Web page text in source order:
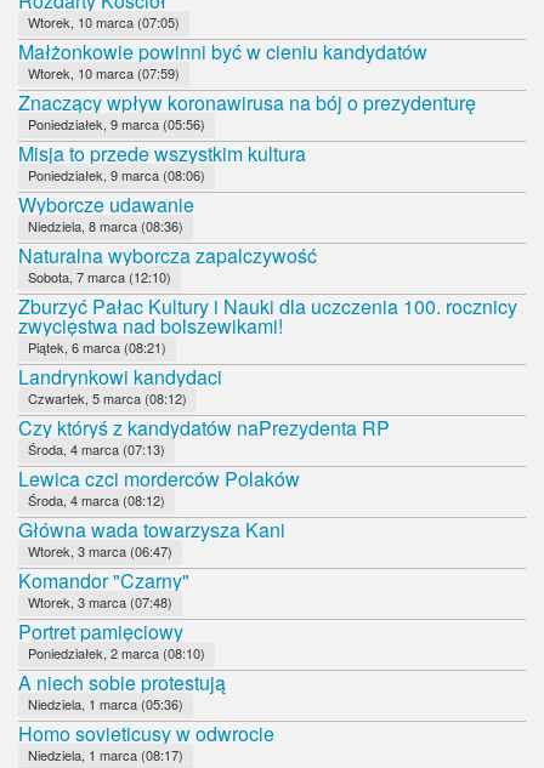
Wtorek, 10 marca (07:05)
Małżonkowie powinni być w cieniu kandydatów
Wtorek, 10 marca (07:59)
Znaczący wpływ koronawirusa na bój o prezydenturę
Poniedziałek, 9 marca (05:56)
Misja to przede wszystkim kultura
Poniedziałek, 9 marca (08:06)
Wyborcze udawanie
Niedziela, 8 marca (08:36)
Naturalna wyborcza zapalczywość
Sobota, 7 marca (12:10)
Zburzyć Pałac Kultury i Nauki dla uczczenia 100. rocznicy
zwycięstwa nad bolszewikami!
Piątek, 6 marca (08:21)
Landrynkowi kandydaci
Czwartek, 5 marca (08:12)
Czy któryś z kandydatów naPrezydenta RP
Środa, 4 marca (07:13)
Lewica czci morderców Polaków
Środa, 4 marca (08:12)
Główna wada towarzysza Kani
Wtorek, 3 marca (06:47)
Komandor "Czarny"
Wtorek, 3 marca (07:48)
Portret pamięciowy
Poniedziałek, 2 marca (08:10)
A niech sobie protestują
Niedziela, 1 marca (05:36)
Homo sovieticusy w odwrocie
Niedziela, 1 marca (08:17)